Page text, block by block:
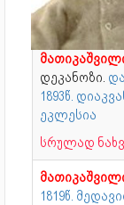
დეკანოზი.
1893წ.
ეკლესია
სრულად
1819წ.